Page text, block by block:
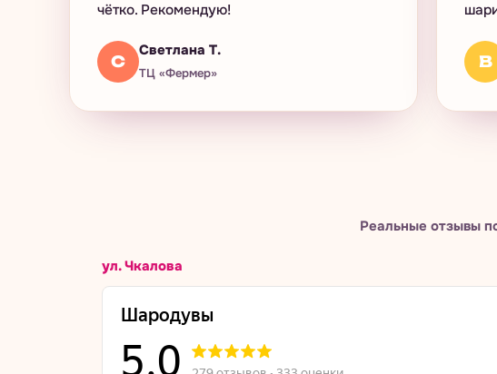
чётко. Рекомендую!
С
Светлана Т.
ТЦ «Фермер»
В
Реальные отзывы
ул. Чкалова